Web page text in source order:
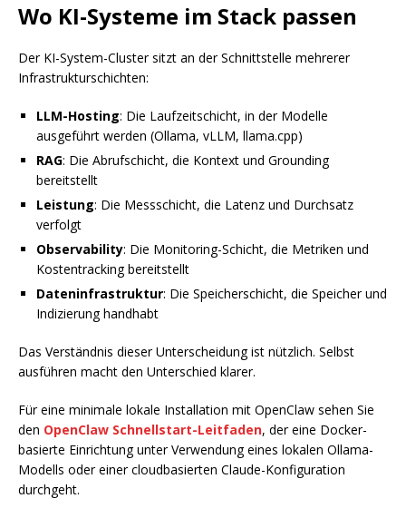
Wo KI-Systeme im Stack passen
Der KI-System-Cluster sitzt an der Schnittstelle mehrerer
Infrastrukturschichten:
LLM-Hosting: Die Laufzeitschicht, in der Modelle
ausgeführt werden (Ollama, vLLM, llama.cpp)
RAG: Die Abrufschicht, die Kontext und Grounding
bereitstellt
Leistung: Die Messschicht, die Latenz und Durchsatz
verfolgt
Observability: Die Monitoring-Schicht, die Metriken und
Kostentracking bereitstellt
Dateninfrastruktur: Die Speicherschicht, die Speicher und
Indizierung handhabt
Das Verständnis dieser Unterscheidung ist nützlich. Selbst
ausführen macht den Unterschied klarer.
Für eine minimale lokale Installation mit OpenClaw sehen Sie
den OpenClaw Schnellstart-Leitfaden, der eine Docker-
basierte Einrichtung unter Verwendung eines lokalen Ollama-
Modells oder einer cloudbasierten Claude-Konfiguration
durchgeht.